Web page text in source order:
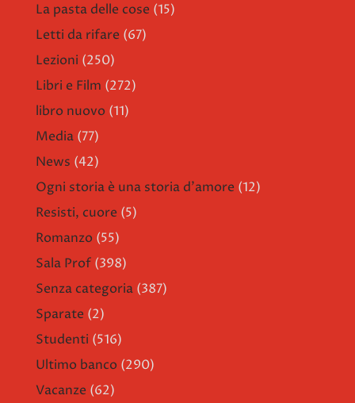
La pasta delle cose (15)
Letti da rifare (67)
Lezioni (250)
Libri e Film (272)
libro nuovo (11)
Media (77)
News (42)
Ogni storia è una storia d'amore (12)
Resisti, cuore (5)
Romanzo (55)
Sala Prof (398)
Senza categoria (387)
Sparate (2)
Studenti (516)
Ultimo banco (290)
Vacanze (62)